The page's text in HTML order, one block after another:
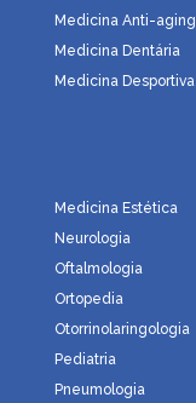
Medicina Anti-aging
Medicina Dentária
Medicina Desportiva
Medicina Estética
Neurologia
Oftalmologia
Ortopedia
Otorrinolaringologia
Pediatria
Pneumologia